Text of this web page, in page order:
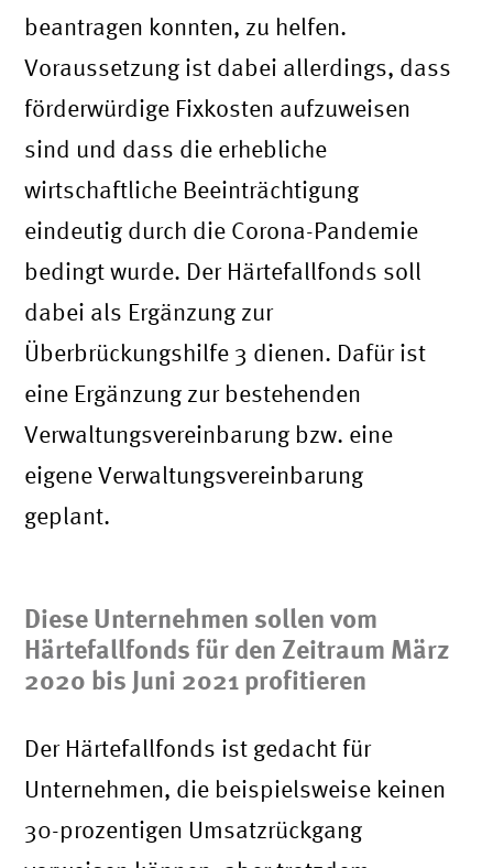
beantragen konnten, zu helfen.
Voraussetzung ist dabei allerdings, dass
förderwürdige Fixkosten aufzuweisen
sind und dass die erhebliche
wirtschaftliche Beeinträchtigung
eindeutig durch die Corona-Pandemie
bedingt wurde. Der Härtefallfonds soll
dabei als Ergänzung zur
Überbrückungshilfe 3 dienen. Dafür ist
eine Ergänzung zur bestehenden
Verwaltungsvereinbarung bzw. eine
eigene Verwaltungsvereinbarung
geplant.
Diese Unternehmen sollen vom
Härtefallfonds für den Zeitraum März
2020 bis Juni 2021 profitieren
Der Härtefallfonds ist gedacht für
Unternehmen, die beispielsweise keinen
30-prozentigen Umsatzrückgang